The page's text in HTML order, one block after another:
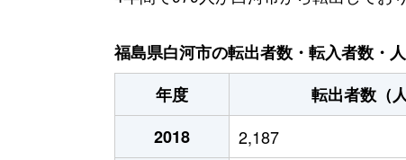
福島県白河市の転出者数・転入者数・
年度
転出者数（人
2018
2,187